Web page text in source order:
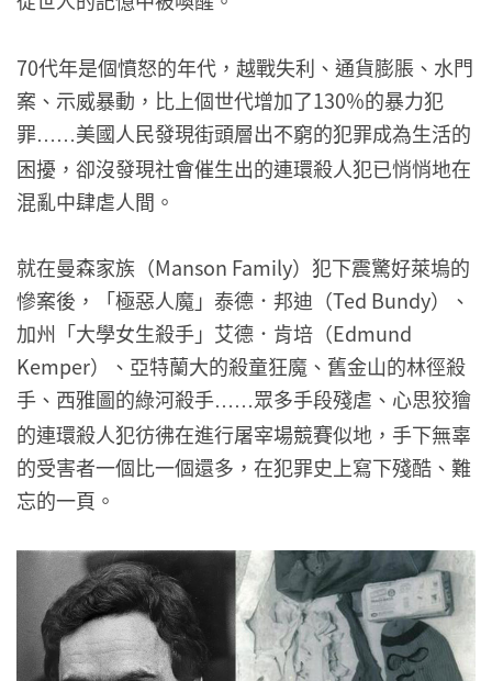
70代年是個憤怒的年代，越戰失利、通貨膨脹、水門
案、示威暴動，比上個世代增加了130%的暴力犯
罪……美國人民發現街頭層出不窮的犯罪成為生活的
困擾，卻沒發現社會催生出的連環殺人犯已悄悄地在
混亂中肆虐人間。
就在曼森家族（Manson Family）犯下震驚好萊塢的
慘案後，「極惡人魔」泰德．邦迪（Ted Bundy）、
加州「大學女生殺手」艾德．肯培（Edmund
Kemper）、亞特蘭大的殺童狂魔、舊金山的林徑殺
手、西雅圖的綠河殺手……眾多手段殘虐、心思狡獪
的連環殺人犯彷彿在進行屠宰場競賽似地，手下無辜
的受害者一個比一個還多，在犯罪史上寫下殘酷、難
忘的一頁。